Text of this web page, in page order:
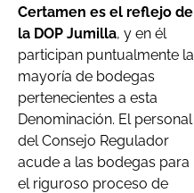
Certamen es el reflejo de
la DOP Jumilla, y en él
participan puntualmente la
mayoría de bodegas
pertenecientes a esta
Denominación. El personal
del Consejo Regulador
acude a las bodegas para
el riguroso proceso de